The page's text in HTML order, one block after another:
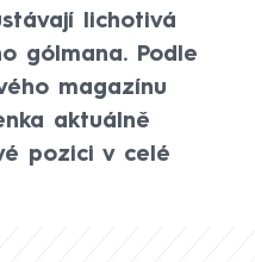
lichotivá
gólmana. Podle
magazínu
aktuálně
pozici v celé